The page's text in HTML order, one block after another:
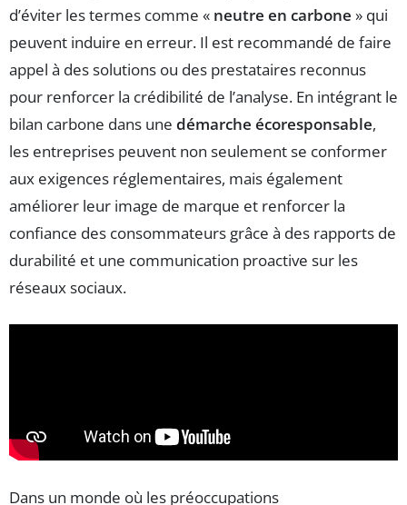
d’éviter les termes comme « neutre en carbone » qui
peuvent induire en erreur. Il est recommandé de faire
appel à des solutions ou des prestataires reconnus
pour renforcer la crédibilité de l’analyse. En intégrant le
bilan carbone dans une démarche écoresponsable,
les entreprises peuvent non seulement se conformer
aux exigences réglementaires, mais également
améliorer leur image de marque et renforcer la
confiance des consommateurs grâce à des rapports de
durabilité et une communication proactive sur les
réseaux sociaux.
Dans un monde où les préoccupations